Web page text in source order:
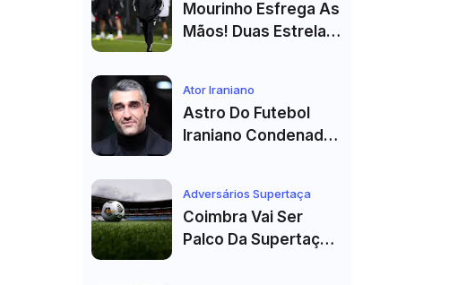
Mourinho Esfrega As
Mãos! Duas Estrelas
Madrid
Ator Iraniano
Astro Do Futebol
Iraniano Condenado
Acusado De Estupro
E Sequestro
Adversários Supertaça
Coimbra Vai Ser
Palco Da Supertaça